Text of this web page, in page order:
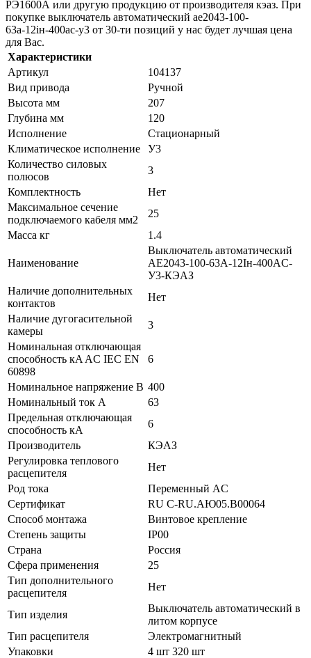
РЭ1600А или другую продукцию от производителя кэаз. При
покупке выключатель автоматический ае2043-100-
63а-12iн-400ac-у3 от 30-ти позиций у нас будет лучшая цена
для Вас.
Характеристики
Артикул
104137
Вид привода
Ручной
Высота мм
207
Глубина мм
120
Исполнение
Стационарный
Климатическое исполнение
У3
Количество силовых
полюсов
3
Комплектность
Нет
Максимальное сечение
подключаемого кабеля мм2
25
Масса кг
1.4
Наименование
Выключатель автоматический
АЕ2043-100-63А-12Iн-400AC-
У3-КЭАЗ
Наличие дополнительных
контактов
Нет
Наличие дугогасительной
камеры
3
Номинальная отключающая
способность кA AC IEC EN
60898
6
Номинальное напряжение В 400
Номинальный ток А
63
Предельная отключающая
способность кA
6
Производитель
КЭАЗ
Регулировка теплового
расцепителя
Нет
Род тока
Переменный AC
Сертификат
RU C-RU.АЮ05.B00064
Способ монтажа
Винтовое крепление
Степень защиты
IP00
Страна
Россия
Сфера применения
25
Тип дополнительного
расцепителя
Нет
Тип изделия
Выключатель автоматический в
литом корпусе
Тип расцепителя
Электромагнитный
Упаковки
4 шт 320 шт